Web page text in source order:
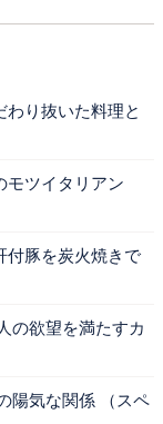
わり抜いた料理と
モツイタリアン
付豚を炭火焼きで
の欲望を満たすカ
陽気な関係 （スペ